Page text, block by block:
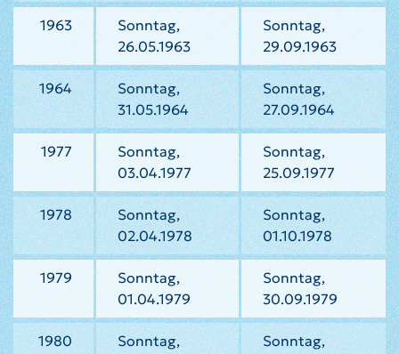
1963
Sonntag,
26.05.1963
Sonntag,
29.09.1963
1964
Sonntag,
31.05.1964
Sonntag,
27.09.1964
1977
Sonntag,
03.04.1977
Sonntag,
25.09.1977
1978
Sonntag,
02.04.1978
Sonntag,
01.10.1978
1979
Sonntag,
01.04.1979
Sonntag,
30.09.1979
1980
Sonntag,
Sonntag,